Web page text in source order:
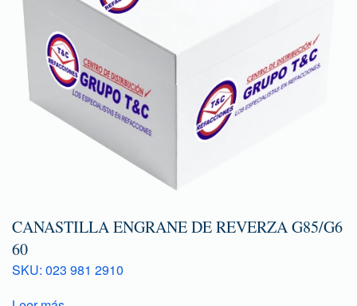
CANASTILLA ENGRANE DE REVERZA G85/G6
60
SKU: 023 981 2910